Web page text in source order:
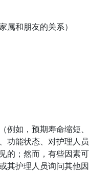
属和朋友的关系）
如，预期寿命缩短、
功能状态、对护理人员
的；然而，有些因素可
其护理人员询问其他因